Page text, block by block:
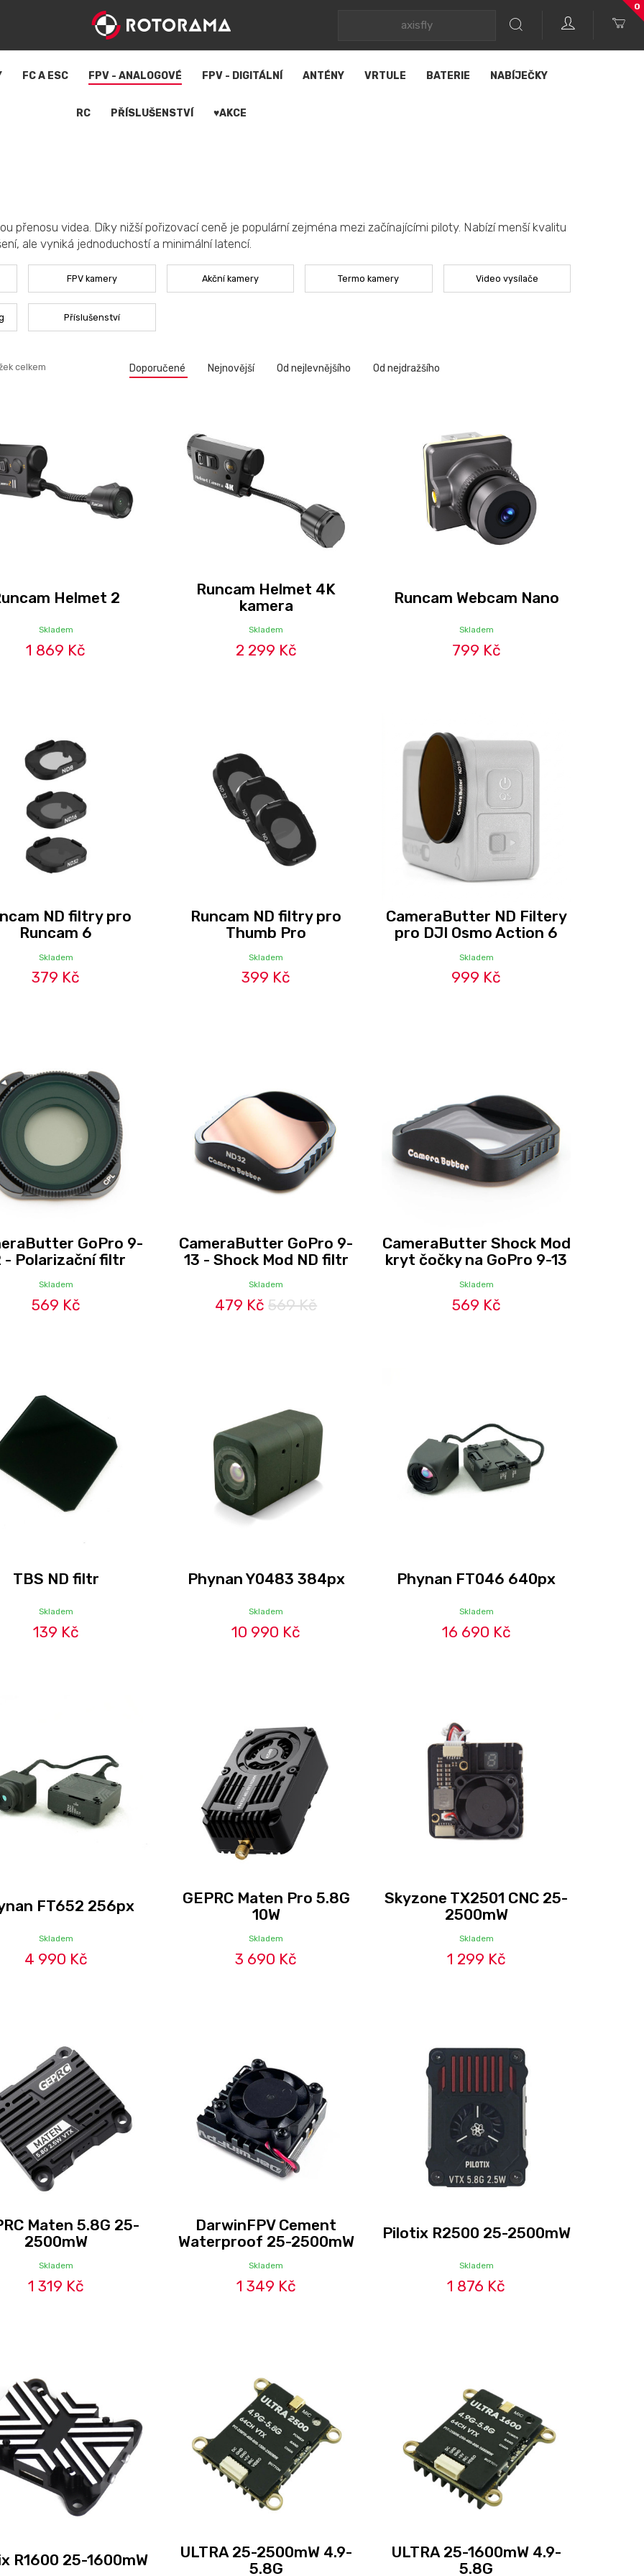
0
FC A ESC FPV - ANALOGOVÉ FPV - DIGITÁLNÍ ANTÉNY VRTULE BATERIE NABÍJEČKY
RC PŘÍSLUŠENSTVÍ ♥AKCE
přenosu videa. Díky nižší pořizovací ceně je populární zejména mezi začínajícími piloty. Nabízí menší kvalitu
ale vyniká jednoduchostí a minimální latencí.
FPV kamery Akční kamery Termo kamery Video vysílače
Příslušenství
celkem Doporučené Nejnovější Od nejlevnějšího Od nejdražšího
Helmet 2
Skladem
1 869 Kč
Runcam Helmet 4K
kamera
Skladem
2 299 Kč
Runcam Webcam Nano
Skladem
799 Kč
ND filtry pro
Runcam 6
Skladem
379 Kč
Runcam ND filtry pro
Thumb Pro
Skladem
399 Kč
CameraButter ND Filtery
pro DJI Osmo Action 6
Skladem
999 Kč
GoPro 9-
- Polarizační filtr
Skladem
569 Kč
CameraButter GoPro 9-
13 - Shock Mod ND filtr
Skladem
479 Kč569 Kč
CameraButter Shock Mod
kryt čočky na GoPro 9-13
Skladem
569 Kč
TBS ND filtr
Skladem
139 Kč
Phynan Y0483 384px
Skladem
10 990 Kč
Phynan FT046 640px
Skladem
16 690 Kč
FT652 256px
Skladem
4 990 Kč
GEPRC Maten Pro 5.8G
10W
Skladem
3 690 Kč
Skyzone TX2501 CNC 25-
2500mW
Skladem
1 299 Kč
Maten 5.8G 25-
2500mW
Skladem
1 319 Kč
DarwinFPV Cement
Waterproof 25-2500mW
Skladem
1 349 Kč
Pilotix R2500 25-2500mW
Skladem
1 876 Kč
R1600 25-1600mW
ULTRA 25-2500mW 4.9-
5.8G
ULTRA 25-1600mW 4.9-
5.8G